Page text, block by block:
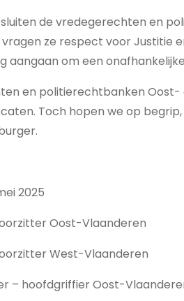
de vredegerechten en
ze respect voor Justitie
aangaan om een
en politierechtbanken
Toch hopen we op
2025
Oost-Vlaanderen
West-Vlaanderen
– hoofdgriffier Oost-